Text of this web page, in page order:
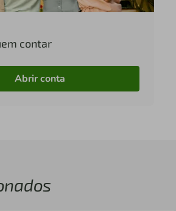
contar
Abrir conta